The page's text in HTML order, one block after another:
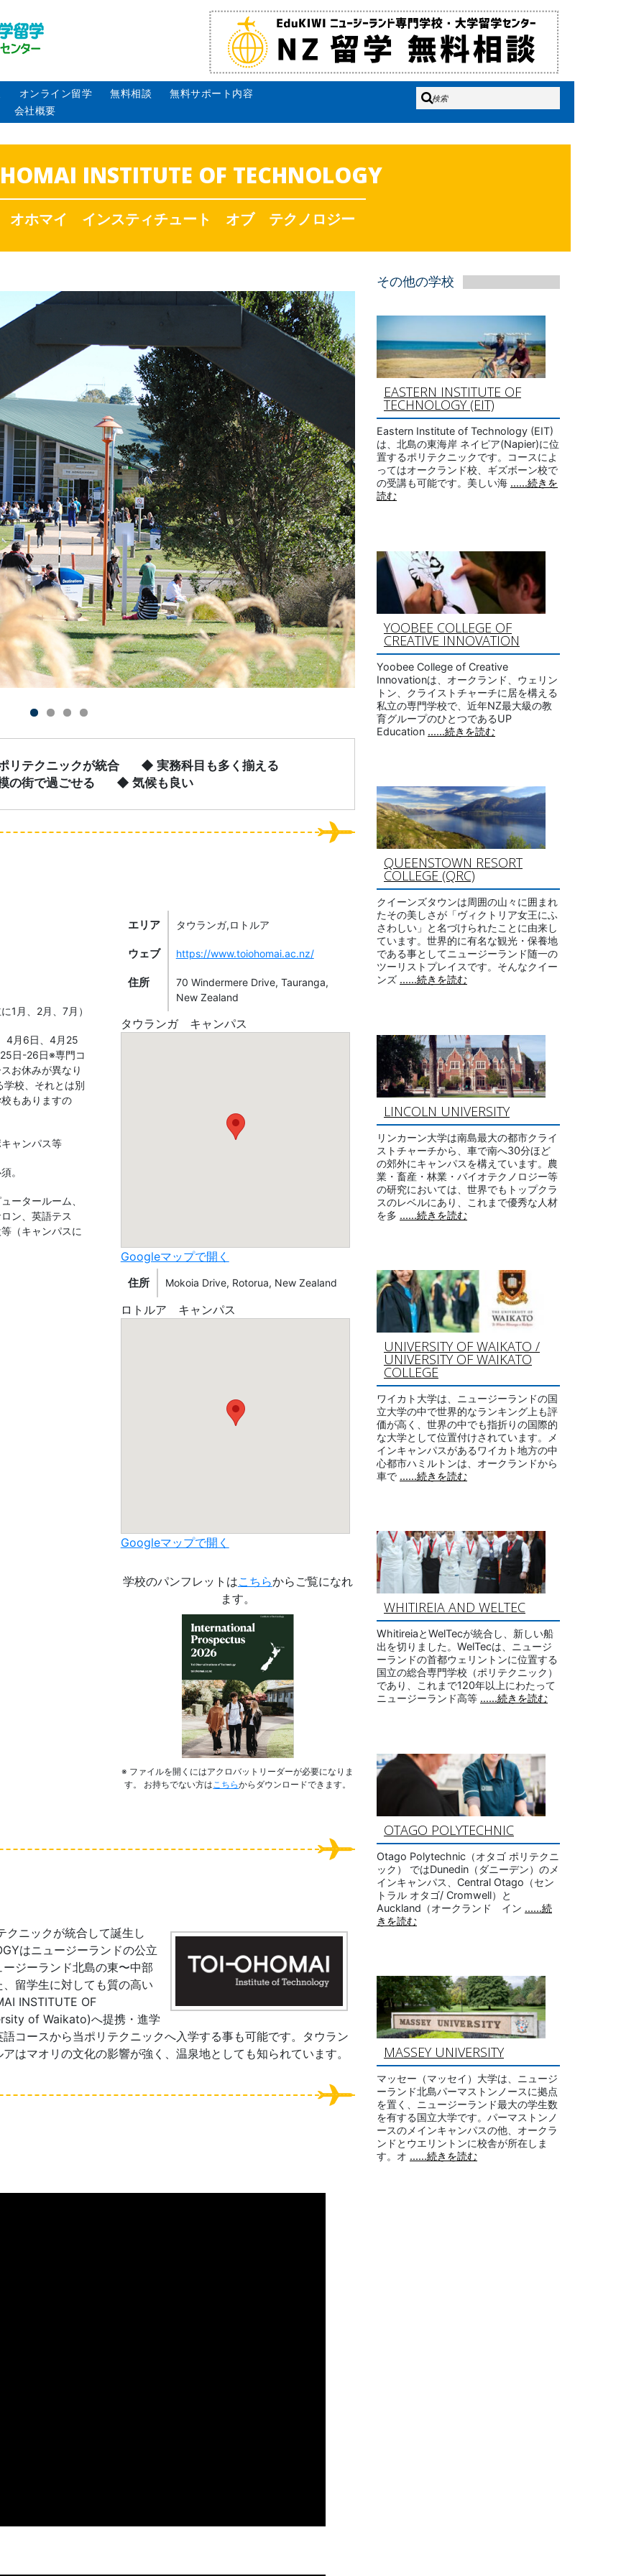
オンライン留学 無料相談
無料サポート内容
会社概要
INSTITUTE OF TECHNOLOGY
ホマイ インスティチュート オブ テクノロジー
リテクニックが統合
◆ 実務科目も多く揃える
の街で過ごせる
◆ 気候も良い
1月、2月、7月）
4月6日、4月25
日-26日※専門コ
お休みが異なり
校、それとは別
もありますの
ャンパス等
。
ータールーム、
ン、英語テス
（キャンパスに
エリア タウランガ,ロトルア
ウェブ https://www.toiohomai.ac.nz/
住所
70 Windermere Drive, Tauranga,
New Zealand
タウランガ キャンパス
Googleマップで開く
住所 Mokoia Drive, Rotorua, New Zealand
ロトルア キャンパス
Googleマップで開く
学校のパンフレットはこちらからご覧になれ
ます。
※ ファイルを開くにはアクロバットリーダーが必要になりま
す。 お持ちでない方はこちらからダウンロードできます。
クニックが統合して誕生し
はニュージーランドの公立
ジーランド北島の東〜中部
留学生に対しても質の高い
INSTITUTE OF
of Waikato)へ提携・進学
コースから当ポリテクニックへ入学する事も可能です。タウラン
はマオリの文化の影響が強く、温泉地としても知られています。
その他の学校
EASTERN INSTITUTE OF
TECHNOLOGY (EIT)
Eastern Institute of Technology (EIT)
は、北島の東海岸 ネイピア(Napier)に位
置するポリテクニックです。コースによ
ってはオークランド校、ギズボーン校で
の受講も可能です。美しい海 ......続きを
読む
YOOBEE COLLEGE OF
CREATIVE INNOVATION
Yoobee College of Creative
Innovationは、オークランド、ウェリン
トン、クライストチャーチに居を構える
私立の専門学校で、近年NZ最大級の教
育グループのひとつであるUP
Education ......続きを読む
QUEENSTOWN RESORT
COLLEGE (QRC)
クイーンズタウンは周囲の山々に囲まれ
たその美しさが「ヴィクトリア女王にふ
さわしい」と名づけられたことに由来し
ています。世界的に有名な観光・保養地
である事としてニュージーランド随一の
ツーリストプレイスです。そんなクイー
ンズ ......続きを読む
LINCOLN UNIVERSITY
リンカーン大学は南島最大の都市クライ
ストチャーチから、車で南へ30分ほど
の郊外にキャンパスを構えています。農
業・畜産・林業・バイオテクノロジー等
の研究においては、世界でもトップクラ
スのレベルにあり、これまで優秀な人材
を多 ......続きを読む
UNIVERSITY OF WAIKATO /
UNIVERSITY OF WAIKATO
COLLEGE
ワイカト大学は、ニュージーランドの国
立大学の中で世界的なランキング上も評
価が高く、世界の中でも指折りの国際的
な大学として位置付けされています。メ
インキャンパスがあるワイカト地方の中
心都市ハミルトンは、オークランドから
車で ......続きを読む
WHITIREIA AND WELTEC
WhitireiaとWelTecが統合し、新しい船
出を切りました。WelTecは、ニュージ
ーランドの首都ウェリントンに位置する
国立の総合専門学校（ポリテクニック）
であり、これまで120年以上にわたって
ニュージーランド高等 ......続きを読む
OTAGO POLYTECHNIC
Otago Polytechnic（オタゴ ポリテクニ
ック） ではDunedin（ダニーデン）のメ
インキャンパス、Central Otago（セン
トラル オタゴ/ Cromwell）と
Auckland（オークランド イン ......続
きを読む
MASSEY UNIVERSITY
マッセー（マッセイ）大学は、ニュージ
ーランド北島パーマストンノースに拠点
を置く、ニュージーランド最大の学生数
を有する国立大学です。パーマストンノ
ースのメインキャンパスの他、オークラ
ンドとウエリントンに校舎が所在しま
す。オ ......続きを読む